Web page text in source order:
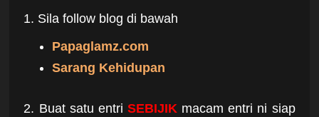
1. Sila follow blog di bawah
Papaglamz.com
Sarang Kehidupan
2. Buat satu entri SEBIJIK macam entri ni siap